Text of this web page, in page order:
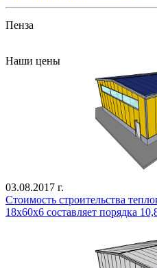
Пенза
Наши цены
03.08.2017 г.
Стоимость строительства
18х60х6 составляет порядка